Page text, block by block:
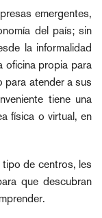
emergentes,
del país; sin
la informalidad
oficina propia para
para atender a sus
tiene una
física o virtual, en
de centros, les
que descubran